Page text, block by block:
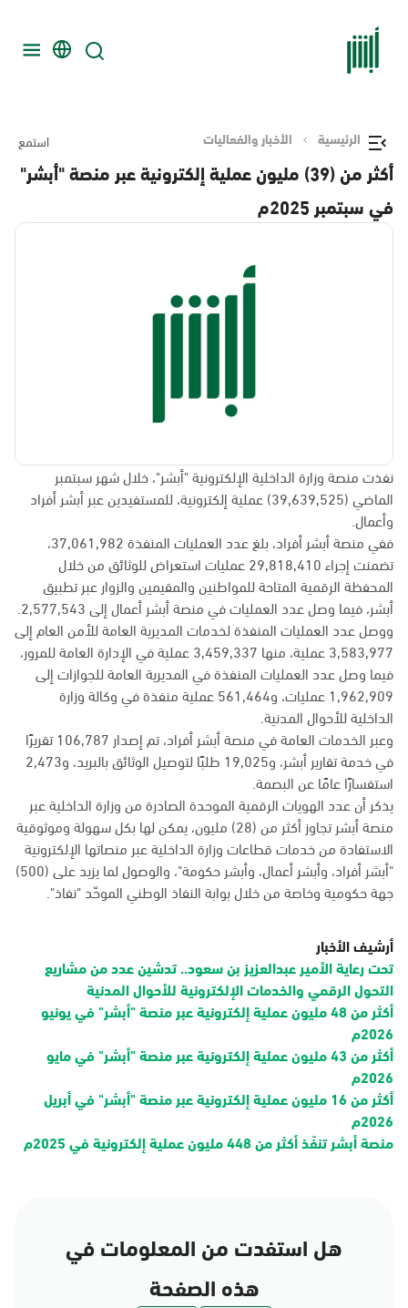
الرئيسية الأخبار والفعاليات استمع
أكثر من (39) مليون عملية إلكترونية عبر منصة "أبشر"
في سبتمبر 2025م
نفذت منصة وزارة الداخلية الإلكترونية "أبشر"، خلال شهر سبتمبر
الماضي (39,639,525) عملية إلكترونية، للمستفيدين عبر أبشر أفراد
وأعمال.
ففي منصة أبشر أفراد، بلغ عدد العمليات المنفذة 37,061,982،
تضمنت إجراء 29,818,410 عمليات استعراض للوثائق من خلال
المحفظة الرقمية المتاحة للمواطنين والمقيمين والزوار عبر تطبيق
أبشر، فيما وصل عدد العمليات في منصة أبشر أعمال إلى 2,577,543.
ووصل عدد العمليات المنفذة لخدمات المديرية العامة للأمن العام إلى
3,583,977 عملية، منها 3,459,337 عملية في الإدارة العامة للمرور،
فيما وصل عدد العمليات المنفذة في المديرية العامة للجوازات إلى
1,962,909 عمليات، و561,464 عملية منفذة في وكالة وزارة
الداخلية للأحوال المدنية.
وعبر الخدمات العامة في منصة أبشر أفراد، تم إصدار 106,787 تقريرًا
في خدمة تقارير أبشر، و19,025 طلبًا لتوصيل الوثائق بالبريد، و2,473
استفسارًا عامًا عن البصمة.
يذكر أن عدد الهويات الرقمية الموحدة الصادرة من وزارة الداخلية عبر
منصة أبشر تجاوز أكثر من (28) مليون، يمكن لها بكل سهولة وموثوقية
الاستفادة من خدمات قطاعات وزارة الداخلية عبر منصاتها الإلكترونية
"أبشر أفراد، وأبشر أعمال، وأبشر حكومة"، والوصول لما يزيد على (500)
جهة حكومية وخاصة من خلال بوابة النفاذ الوطني الموحّد "نفاذ".
أرشيف الأخبار
تحت رعاية الأمير عبدالعزيز بن سعود.. تدشين عدد من مشاريع
التحول الرقمي والخدمات الإلكترونية للأحوال المدنية
أكثر من 48 مليون عملية إلكترونية عبر منصة "أبشر" في يونيو
2026م
أكثر من 43 مليون عملية إلكترونية عبر منصة "أبشر" في مايو
2026م
أكثر من 16 مليون عملية إلكترونية عبر منصة "أبشر" في أبريل
2026م
منصة أبشر تنفّذ أكثر من 448 مليون عملية إلكترونية في 2025م
هل استفدت من المعلومات في
هذه الصفحة